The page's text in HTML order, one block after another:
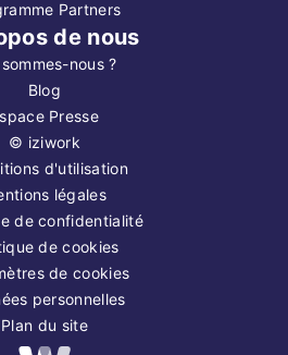
Partners
de nous
nous ?
Blog
Presse
© iziwork
d'utilisation
légales
de confidentialité
de cookies
de cookies
personnelles
Plan du site